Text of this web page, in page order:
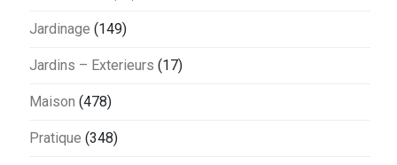
Jardinage (149)
Jardins – Exterieurs (17)
Maison (478)
Pratique (348)